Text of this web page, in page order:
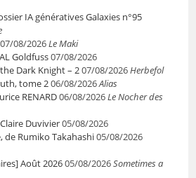
IA génératives Galaxies n°95
07/08/2026Le Maki
Goldfuss07/08/2026
Dark Knight – 207/08/2026Herbefol
tome 206/08/2026Alias
RENARD06/08/2026Le Nocher des
Duvivier05/08/2026
de Rumiko Takahashi05/08/2026
Août 202605/08/2026Sometimes a